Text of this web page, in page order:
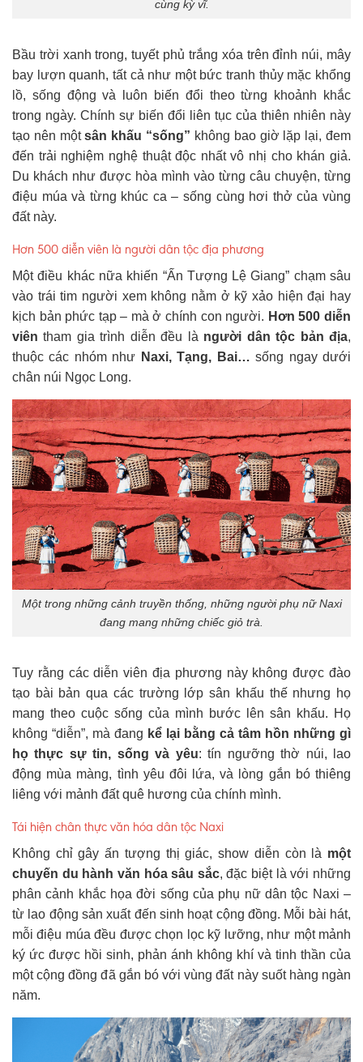
cùng kỳ vĩ.
Bầu trời xanh trong, tuyết phủ trắng xóa trên đỉnh núi, mây
bay lượn quanh, tất cả như một bức tranh thủy mặc khổng
lồ, sống động và luôn biến đổi theo từng khoảnh khắc
trong ngày. Chính sự biến đổi liên tục của thiên nhiên này
tạo nên mộtsân khấu “sống” không bao giờ lặp lại, đem
đến trải nghiệm nghệ thuật độc nhất vô nhị cho khán giả.
Du khách như được hòa mình vào từng câu chuyện, từng
điệu múa và từng khúc ca – sống cùng hơi thở của vùng
đất này.
Hơn 500 diễn viên là người dân tộc địa phương
Một điều khác nữa khiến “Ấn Tượng Lệ Giang” chạm sâu
vào trái tim người xem không nằm ở kỹ xảo hiện đại hay
kịch bản phức tạp – mà ở chính con người. Hơn 500 diễn
viên tham gia trình diễn đều là người dân tộc bản địa,
thuộc các nhóm như Naxi, Tạng, Bai… sống ngay dưới
chân núi Ngọc Long.
Một trong những cảnh truyền thống, những người phụ nữ Naxi
đang mang những chiếc giỏ trà.
Tuy rằng các diễn viên địa phương này không được đào
tạo bài bản qua các trường lớp sân khấu thế nhưng họ
mang theo cuộc sống của mình bước lên sân khấu. Họ
không “diễn”, mà đang kể lại bằng cả tâm hồn những gì
họ thực sự tin, sống và yêu: tín ngưỡng thờ núi, lao
động mùa màng, tình yêu đôi lứa, và lòng gắn bó thiêng
liêng với mảnh đất quê hương của chính mình.
Tái hiện chân thực văn hóa dân tộc Naxi
Không chỉ gây ấn tượng thị giác, show diễn còn là một
chuyến du hành văn hóa sâu sắc, đặc biệt là với những
phân cảnh khắc họa đời sống của phụ nữ dân tộc Naxi –
từ lao động sản xuất đến sinh hoạt cộng đồng. Mỗi bài hát,
mỗi điệu múa đều được chọn lọc kỹ lưỡng, như một mảnh
ký ức được hồi sinh, phản ánh không khí và tinh thần của
một cộng đồng đã gắn bó với vùng đất này suốt hàng ngàn
năm.